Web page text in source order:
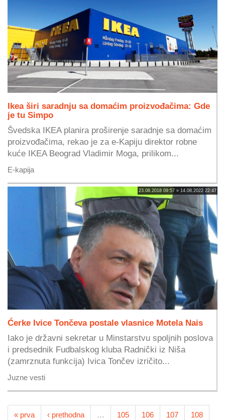
Ikea širi saradnju sa domaćim proizvođačima: Gde
je tu Simpo
Švedska IKEA planira proširenje saradnje sa domaćim
proizvođačima, rekao je za e-Kapiju direktor robne
kuće IKEA Beograd Vladimir Moga, prilikom...
E-kapija
23.08.2018 09:57 » 14.08.2022 22:47
Ćerke Ivice Tončeva postale vlasnice Motela Nais
Iako je državni sekretar u Minstarstvu spoljnih poslova
i predsednik Fudbalskog kluba Radnički iz Niša
(zamrznuta funkcija) Ivica Tončev izričito...
Juzne vesti
« prva ‹ prethodna … 105 106 107 108